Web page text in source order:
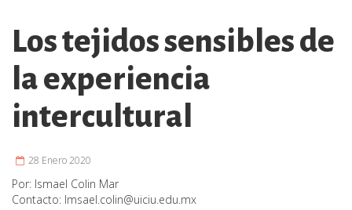
Los tejidos sensibles de
la experiencia
intercultural
28 Enero 2020
Por: Ismael Colin Mar
Contacto: Imsael.colin@uiciu.edu.mx